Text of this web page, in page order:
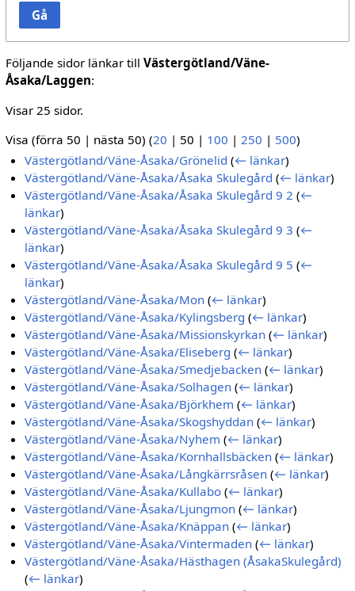
Gå
Följande sidor länkar till Västergötland/Väne-
Åsaka/Laggen:
Visar 25 sidor.
Visa (förra 50 | nästa 50) (20 | 50 | 100 | 250 | 500)
Västergötland/Väne-Åsaka/Grönelid (← länkar)
Västergötland/Väne-Åsaka/Åsaka Skulegård (← länkar)
Västergötland/Väne-Åsaka/Åsaka Skulegård 9 2 (←
länkar)
Västergötland/Väne-Åsaka/Åsaka Skulegård 9 3 (←
länkar)
Västergötland/Väne-Åsaka/Åsaka Skulegård 9 5 (←
länkar)
Västergötland/Väne-Åsaka/Mon (← länkar)
Västergötland/Väne-Åsaka/Kylingsberg (← länkar)
Västergötland/Väne-Åsaka/Missionskyrkan (← länkar)
Västergötland/Väne-Åsaka/Eliseberg (← länkar)
Västergötland/Väne-Åsaka/Smedjebacken (← länkar)
Västergötland/Väne-Åsaka/Solhagen (← länkar)
Västergötland/Väne-Åsaka/Björkhem (← länkar)
Västergötland/Väne-Åsaka/Skogshyddan (← länkar)
Västergötland/Väne-Åsaka/Nyhem (← länkar)
Västergötland/Väne-Åsaka/Kornhallsbäcken (← länkar)
Västergötland/Väne-Åsaka/Långkärrsråsen (← länkar)
Västergötland/Väne-Åsaka/Kullabo (← länkar)
Västergötland/Väne-Åsaka/Ljungmon (← länkar)
Västergötland/Väne-Åsaka/Knäppan (← länkar)
Västergötland/Väne-Åsaka/Vintermaden (← länkar)
Västergötland/Väne-Åsaka/Hästhagen (ÅsakaSkulegård)
(← länkar)